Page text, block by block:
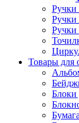
Ручки
Ручки
Ручки
Товары для
Блоки